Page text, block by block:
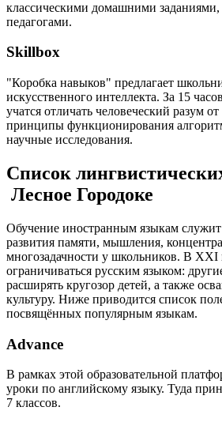
классическими домашними заданиями,
педагогами.
Skillbox
"Коробка навыков" предлагает
искусственного интеллекта. За 15
учатся отличать человеческий разум
принципы функционирования
научные исследования.
Список
Лесное Городоке
Обучение иностранным языкам
развития памяти, мышления,
многозадачности у школьников. В XXI
ограничиваться русским языком:
расширять кругозор детей, а также
культуру. Ниже приводится список
посвящённых популярным языкам.
Advance
В рамках этой образовательной
уроки по английскому языку. Туда
7 классов.